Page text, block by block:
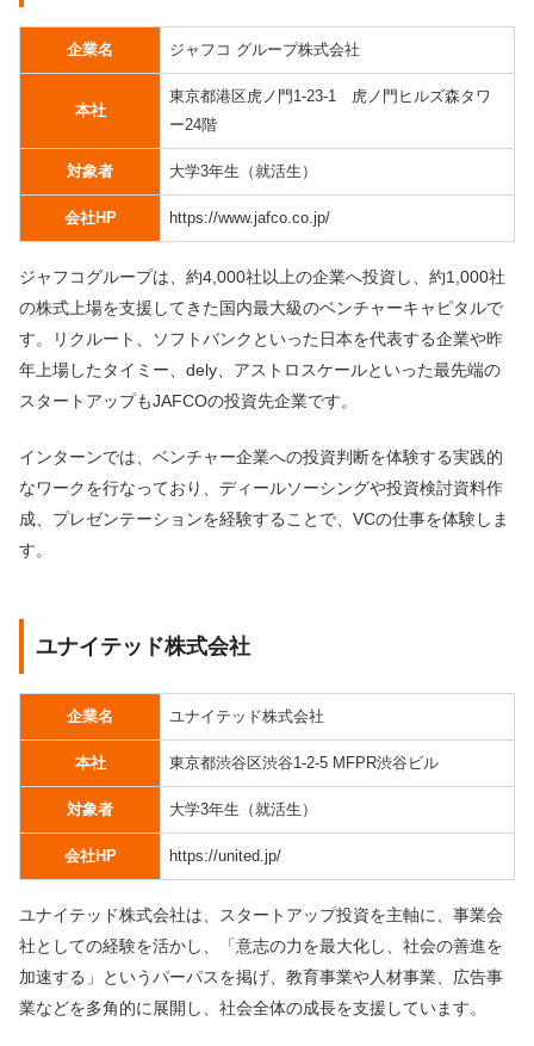
企業名 ジャフコ グループ株式会社
本社
東京都港区虎ノ門1-23-1 虎ノ門ヒルズ森タワ
ー24階
対象者 大学3年生（就活生）
会社HP https://www.jafco.co.jp/
ジャフコグループは、約4,000社以上の企業へ投資し、約1,000社
の株式上場を支援してきた国内最大級のベンチャーキャピタルで
す。リクルート、ソフトバンクといった日本を代表する企業や昨
年上場したタイミー、dely、アストロスケールといった最先端の
スタートアップもJAFCOの投資先企業です。
インターンでは、ベンチャー企業への投資判断を体験する実践的
なワークを行なっており、ディールソーシングや投資検討資料作
成、プレゼンテーションを経験することで、VCの仕事を体験しま
す。
ユナイテッド株式会社
企業名 ユナイテッド株式会社
本社 東京都渋谷区渋谷1-2-5 MFPR渋谷ビル
対象者 大学3年生（就活生）
会社HP https://united.jp/
ユナイテッド株式会社は、スタートアップ投資を主軸に、事業会
社としての経験を活かし、「意志の力を最大化し、社会の善進を
加速する」というパーパスを掲げ、教育事業や人材事業、広告事
業などを多角的に展開し、社会全体の成長を支援しています。